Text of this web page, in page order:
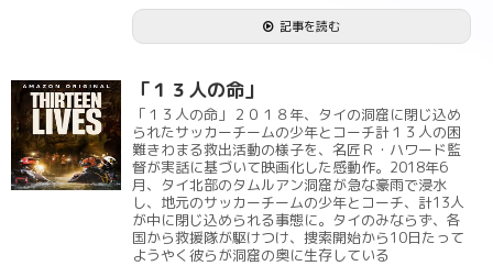
記事を読む
「１３人の命」
「１３人の命」２０１８年、タイの洞窟に閉じ込め
られたサッカーチームの少年とコーチ計１３人の困
難きわまる救出活動の様子を、名匠Ｒ・ハワード監
督が実話に基づいて映画化した感動作。2018年6
月、タイ北部のタムルアン洞窟が急な豪雨で浸水
し、地元のサッカーチームの少年とコーチ、計13人
が中に閉じ込められる事態に。タイのみならず、各
国から救援隊が駆けつけ、捜索開始から10日たって
ようやく彼らが洞窟の奥に生存している